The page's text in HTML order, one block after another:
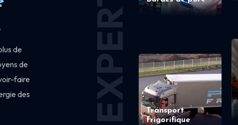
de
de
faire
des
Transport
frigorifique